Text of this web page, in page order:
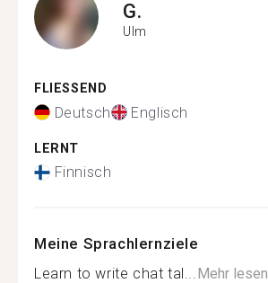
G.
Ulm
FLIESSEND
Deutsch Englisch
LERNT
Finnisch
Meine Sprachlernziele
Learn to write chat tal...Mehr lesen